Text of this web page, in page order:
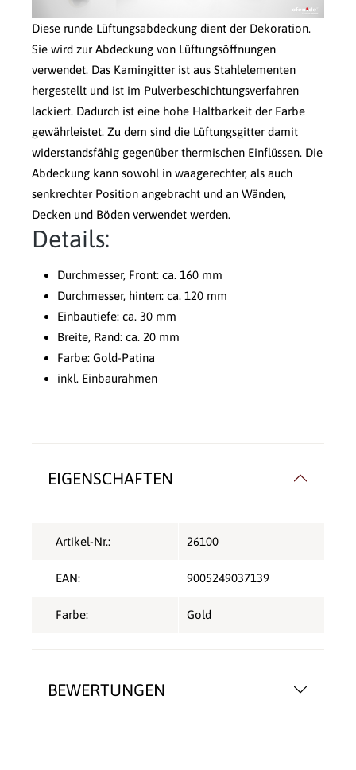
Diese runde Lüftungsabdeckung dient der Dekoration.
Sie wird zur Abdeckung von Lüftungsöffnungen
verwendet. Das Kamingitter ist aus Stahlelementen
hergestellt und ist im Pulverbeschichtungsverfahren
lackiert. Dadurch ist eine hohe Haltbarkeit der Farbe
gewährleistet. Zu dem sind die Lüftungsgitter damit
widerstandsfähig gegenüber thermischen Einflüssen. Die
Abdeckung kann sowohl in waagerechter, als auch
senkrechter Position angebracht und an Wänden,
Decken und Böden verwendet werden.
Details:
Durchmesser, Front: ca. 160 mm
Durchmesser, hinten: ca. 120 mm
Einbautiefe: ca. 30 mm
Breite, Rand: ca. 20 mm
Farbe: Gold-Patina
inkl. Einbaurahmen
BEWERTUNGEN
EIGENSCHAFTEN
Artikel-Nr.: 26100
EAN: 9005249037139
Farbe: Gold